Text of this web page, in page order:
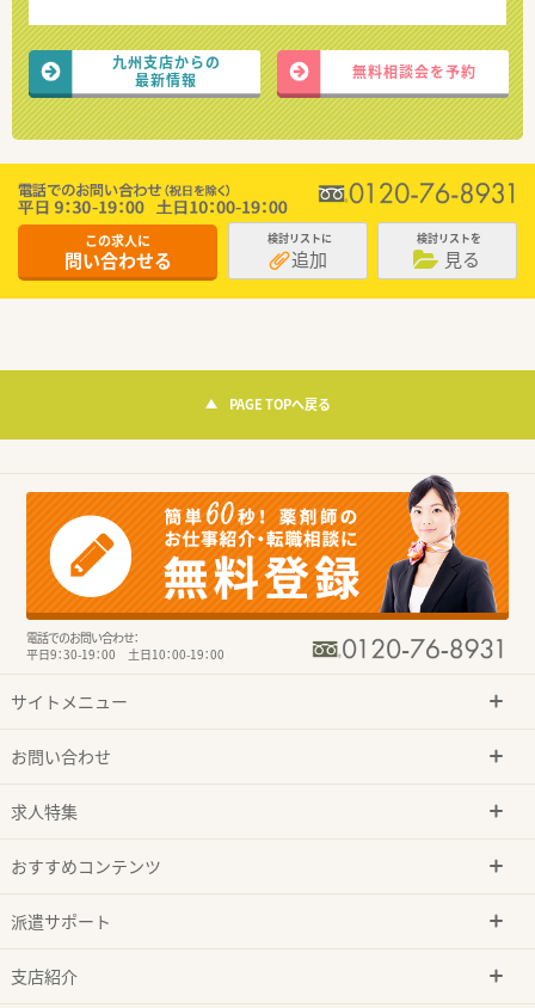
九州支店からの
最新情報
無料相談会を予約
この求人に
問い合わせる
検討リストに
追加
検討リストを
見る
PAGE TOPへ戻る
電話でのお問い合わせ：
平日9：30-19：00 土日10：00-19：00
サイトメニュー
お問い合わせ
求人特集
おすすめコンテンツ
派遣サポート
支店紹介